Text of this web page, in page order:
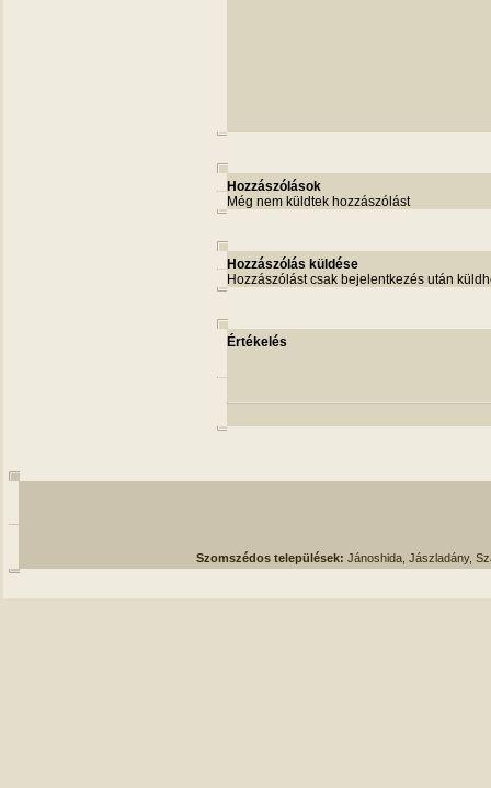
Hozzászólások
Még nem küldtek hozzászólást
Hozzászólás küldése
Hozzászólást csak bejelentkezés után
Értékelés
Szomszédos települések: Jánoshida, Jászladány,